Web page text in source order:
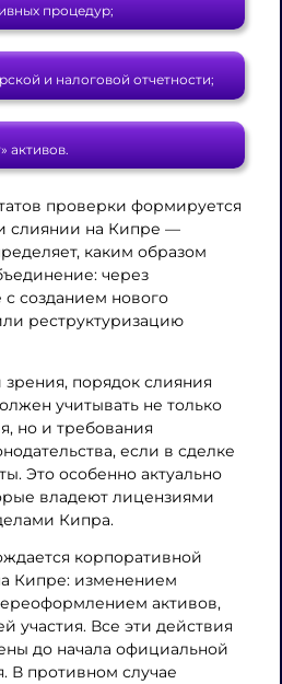
процедур;
и налоговой отчетности;
активов.
проверки формируется
слиянии на Кипре —
каким образом
через
созданием нового
реструктуризацию
порядок слияния
учитывать не только
но и требования
если в сделке
Это особенно актуально
владеют лицензиями
Кипра.
корпоративной
Кипре: изменением
активов,
участия. Все эти действия
до начала официальной
В противном случае